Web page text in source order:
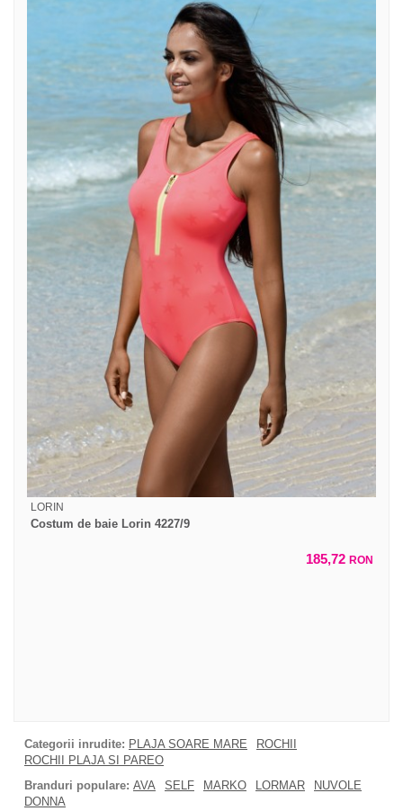
LORIN
Costum de baie Lorin 4227/9
185,72 RON
Categorii inrudite: PLAJA SOARE MARE
ROCHII
ROCHII PLAJA SI PAREO
Branduri populare: AVA SELF MARKO LORMAR
NUVOLE
DONNA